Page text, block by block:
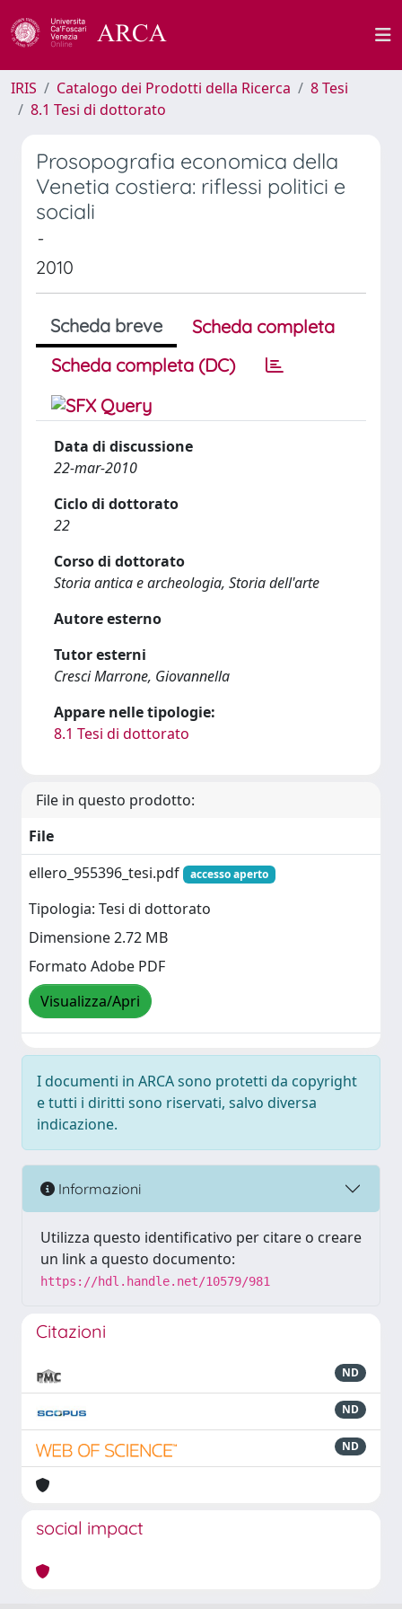
IRIS Catalogo dei Prodotti della Ricerca
8 Tesi
8.1 Tesi di dottorato
Prosopografia economica della
Venetia costiera: riflessi politici e
sociali
-
2010
Scheda breve
Scheda completa
Scheda completa (DC)
Data di discussione
22-mar-2010
Ciclo di dottorato
22
Corso di dottorato
Storia antica e archeologia, Storia dell'arte
Autore esterno
Tutor esterni
Cresci Marrone, Giovannella
Appare nelle tipologie:
8.1 Tesi di dottorato
File in questo prodotto:
File
ellero_955396_tesi.pdf
accesso aperto
Tipologia: Tesi di dottorato
Dimensione 2.72 MB
Formato Adobe PDF
Visualizza/Apri
I documenti in ARCA sono protetti da copyright
e tutti i diritti sono riservati, salvo diversa
indicazione.
Informazioni
Utilizza questo identificativo per citare o creare
un link a questo documento:
https://hdl.handle.net/10579/981
Citazioni
ND
ND
ND
social impact